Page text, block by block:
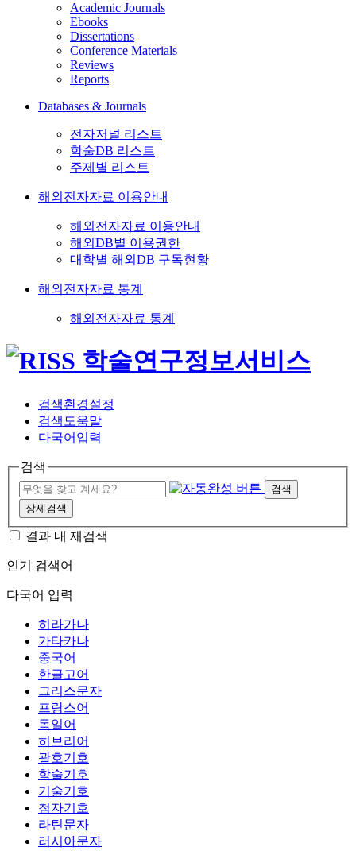
Academic Journals
Ebooks
Dissertations
Conference Materials
Reviews
Reports
Databases & Journals
전자저널 리스트
학술DB 리스트
주제별 리스트
해외전자자료 이용안내
해외전자자료 이용안내
해외DB별 이용권한
대학별 해외DB 구독현황
해외전자자료 통계
해외전자자료 통계
검색환경설정
검색도움말
다국어입력
검색
검색
상세검색
결과 내 재검색
인기 검색어
다국어 입력
히라가나
가타카나
중국어
한글고어
그리스문자
프랑스어
독일어
히브리어
괄호기호
학술기호
기술기호
첨자기호
라틴문자
러시아문자